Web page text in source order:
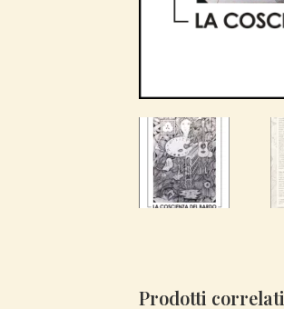
Prodotti correlati